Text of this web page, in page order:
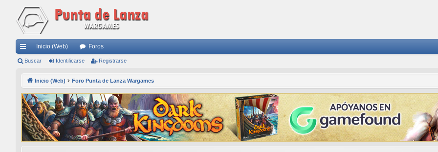
nl
rá
pi
do
Inicio (Web) Foros
Buscar Identificarse Registrarse
Inicio (Web) Foro Punta de Lanza Wargames